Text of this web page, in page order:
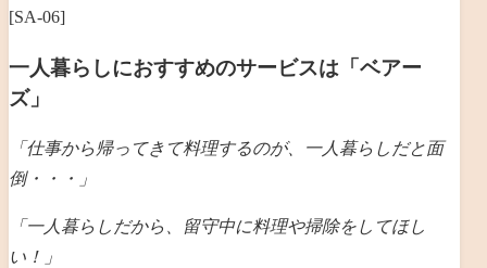
[SA-06]
一人暮らしにおすすめのサービスは「ベアー
ズ」
「仕事から帰ってきて料理するのが、一人暮らしだと面
倒・・・」
「一人暮らしだから、留守中に料理や掃除をしてほし
い！」